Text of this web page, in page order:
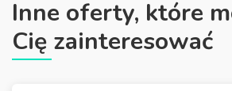
Inne oferty, które
Cię zainteresować